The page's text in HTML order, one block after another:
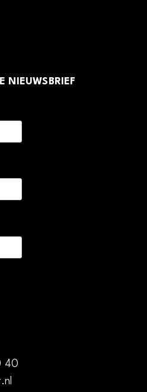
NIEUWSBRIEF
40